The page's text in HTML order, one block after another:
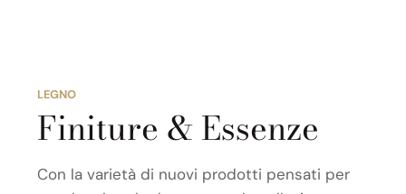
LEGNO
Finiture & Essenze
Con la varietà di nuovi prodotti pensati per